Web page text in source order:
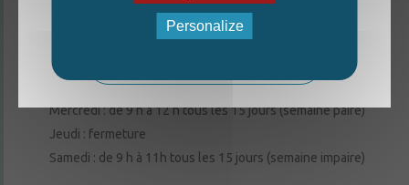
6 rue de la Harderie, 49220 Thorigné d’Anjou
Lundi, mardi, vendredi : de 9 h à 12 h
Mercredi : de 9 h à 12 h tous les 15 jours (semaine paire)
Jeudi : fermeture
Samedi : de 9 h à 11h tous les 15 jours (semaine impaire)
La nouvelle édition du Mag est arrivée!
Personalize